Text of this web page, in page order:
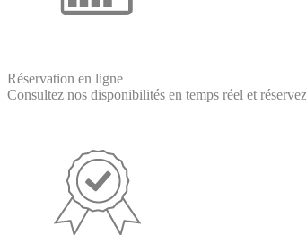
Réservation en ligne
Consultez nos disponibilités en temps réel et